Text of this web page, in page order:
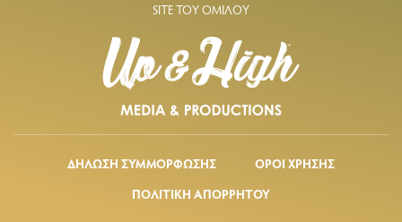
SITE ΤΟΥ ΟΜΙΛΟΥ
ΔΗΛΩΣΗ ΣΥΜΜΟΡΦΩΣΗΣ
ΟΡΟΙ ΧΡΗΣΗΣ
ΠΟΛΙΤΙΚΗ ΑΠΟΡΡΗΤΟΥ